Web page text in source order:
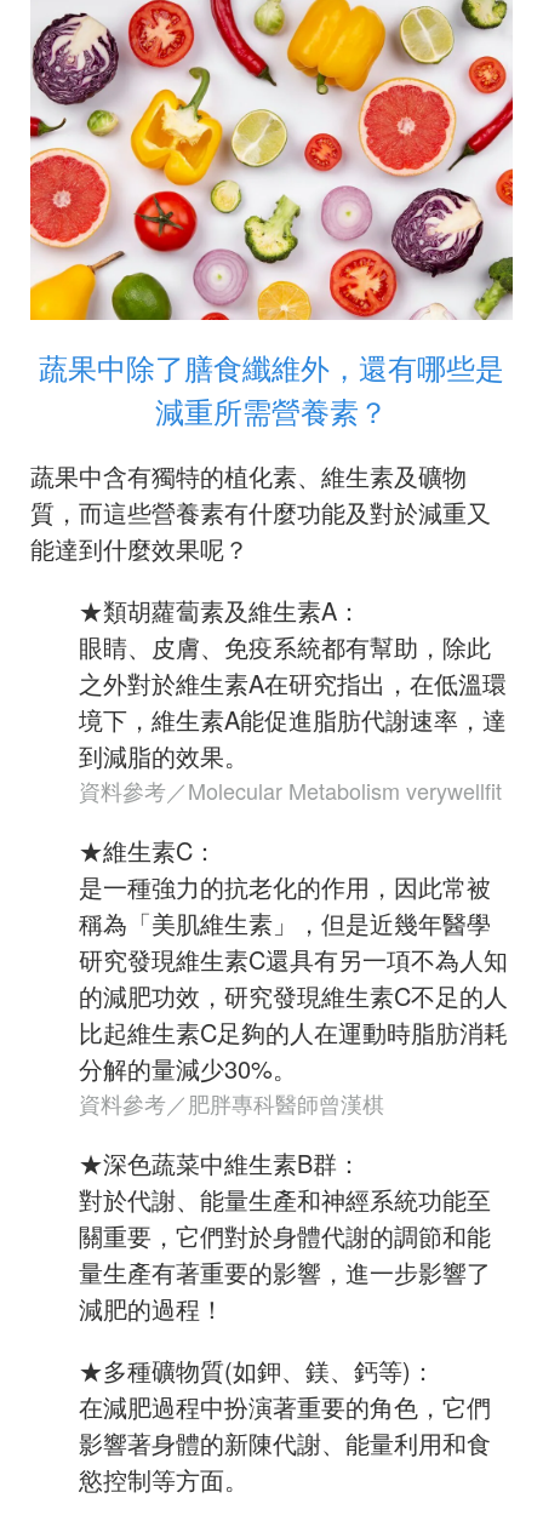
蔬果中除了膳食纖維外，還有哪些是
減重所需營養素？
蔬果中含有獨特的植化素、維生素及礦物
質，而這些營養素有什麼功能及對於減重又
能達到什麼效果呢？
★類胡蘿蔔素及維生素A：
眼睛、皮膚、免疫系統都有幫助，除此
之外對於維生素A在研究指出，在低溫環
境下，維生素A能促進脂肪代謝速率，達
到減脂的效果。
資料參考／Molecular Metabolism verywellfit
★維生素C：
是一種強力的抗老化的作用，因此常被
稱為「美肌維生素」，但是近幾年醫學
研究發現維生素C還具有另一項不為人知
的減肥功效，研究發現維生素C不足的人
比起維生素C足夠的人在運動時脂肪消耗
分解的量減少30%。
資料參考／肥胖專科醫師曾漢棋
★深色蔬菜中維生素B群：
對於代謝、能量生產和神經系統功能至
關重要，它們對於身體代謝的調節和能
量生產有著重要的影響，進一步影響了
減肥的過程！
★多種礦物質(如鉀、鎂、鈣等)：
在減肥過程中扮演著重要的角色，它們
影響著身體的新陳代謝、能量利用和食
慾控制等方面。